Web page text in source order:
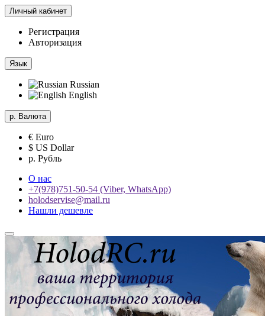
Личный кабинет
Регистрация
Авторизация
Язык
Russian
English
р. Валюта
€ Euro
$ US Dollar
р. Рубль
О нас
+7(978)751-50-54 (Viber, WhatsApp)
holodservise@mail.ru
Нашли дешевле